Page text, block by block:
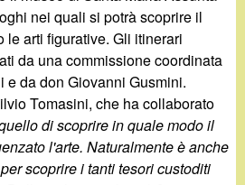
nei quali si potrà scoprire il
le arti figurative. Gli itinerari
da una commissione coordinata
e da don Giovanni Gusmini.
Tomasini, che ha collaborato
di scoprire in quale modo il
l'arte. Naturalmente è anche
scoprire i tanti tesori custoditi